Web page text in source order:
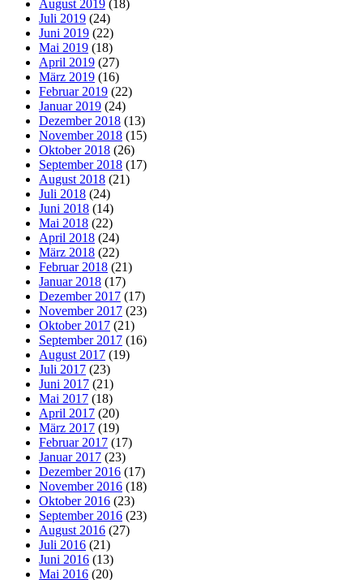
August 2019 (18)
Juli 2019 (24)
Juni 2019 (22)
Mai 2019 (18)
April 2019 (27)
März 2019 (16)
Februar 2019 (22)
Januar 2019 (24)
Dezember 2018 (13)
November 2018 (15)
Oktober 2018 (26)
September 2018 (17)
August 2018 (21)
Juli 2018 (24)
Juni 2018 (14)
Mai 2018 (22)
April 2018 (24)
März 2018 (22)
Februar 2018 (21)
Januar 2018 (17)
Dezember 2017 (17)
November 2017 (23)
Oktober 2017 (21)
September 2017 (16)
August 2017 (19)
Juli 2017 (23)
Juni 2017 (21)
Mai 2017 (18)
April 2017 (20)
März 2017 (19)
Februar 2017 (17)
Januar 2017 (23)
Dezember 2016 (17)
November 2016 (18)
Oktober 2016 (23)
September 2016 (23)
August 2016 (27)
Juli 2016 (21)
Juni 2016 (13)
Mai 2016 (20)